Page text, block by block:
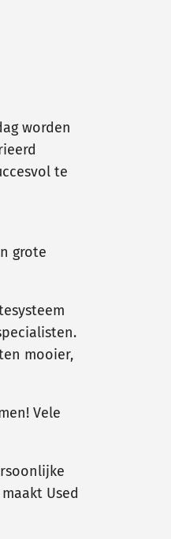
worden
te
grote
mooier,
Vele
Used